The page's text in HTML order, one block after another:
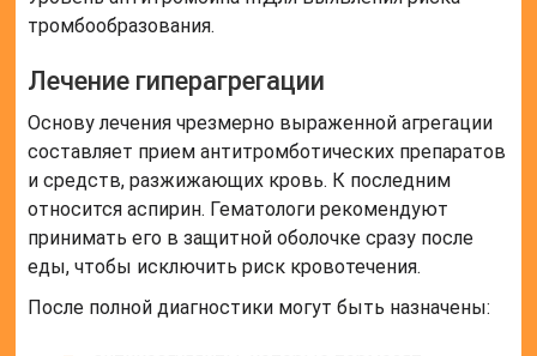
тромбообразования.
Лечение гиперагрегации
Основу лечения чрезмерно выраженной агрегации
составляет прием антитромботических препаратов
и средств, разжижающих кровь. К последним
относится аспирин. Гематологи рекомендуют
принимать его в защитной оболочке сразу после
еды, чтобы исключить риск кровотечения.
После полной диагностики могут быть назначены: